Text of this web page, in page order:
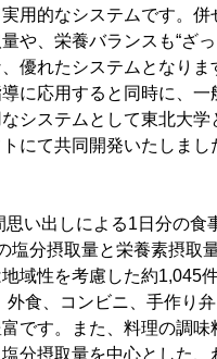
用的なシステムです。併
や、栄養バランスも“ざ
優れたシステムとなりま
に応用すると同時に、一
システムとして東北大学
にて共同開発いたしまし
い出しによる1日分の食
塩分摂取量と栄養素摂取
域性を考慮した約1,045
外食、コンビニ、手作り
です。また、料理の調味
分摂取量を中心とした、